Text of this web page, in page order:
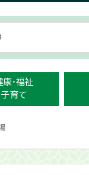
康・福祉
子育て